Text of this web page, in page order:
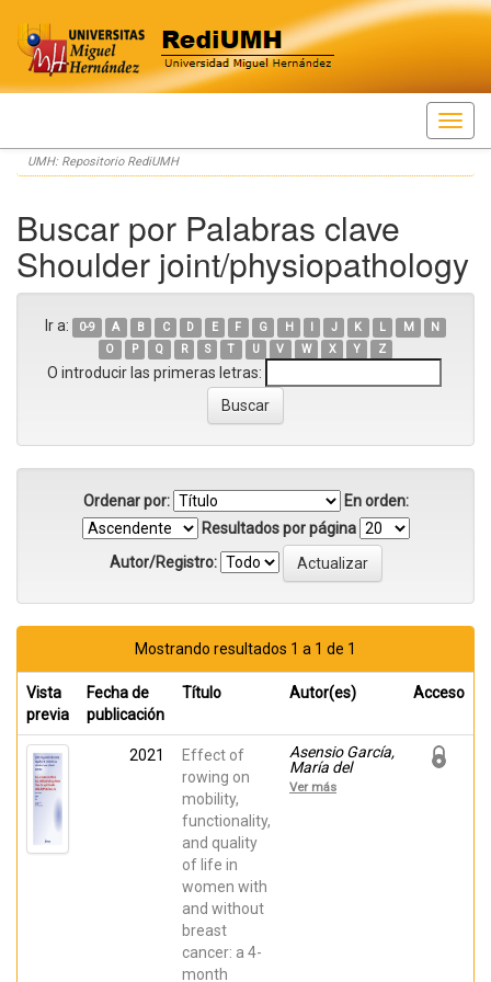
Skip
navigation
UMH: Repositorio RediUMH
Buscar por Palabras clave
Shoulder joint/physiopathology
Ir a: 0-9 A B C D E F G H I J K L M
N
O
P Q R S T U V W X Y Z
O introducir las primeras letras:
Ordenar por:
En orden:
Resultados por página
Autor/Registro:
Mostrando resultados 1 a 1 de 1
Vista
previa
Fecha de
publicación
Título Autor(es) Acceso
2021
Effect of
rowing on
mobility,
functionality,
and quality
of life in
women with
and without
breast
cancer: a 4-
month
Asensio García,
María del
Rosario;
Tomás-
Ver más